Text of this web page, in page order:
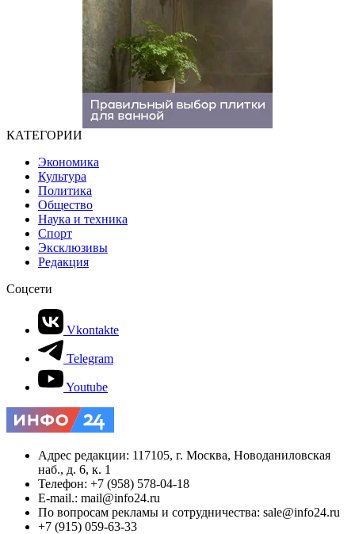
КАТЕГОРИИ
Экономика
Культура
Политика
Общество
Наука и техника
Спорт
Эксклюзивы
Редакция
Соцсети
Vkontakte
Telegram
Youtube
Адрес редакции: 117105, г. Москва, Новоданиловская
наб., д. 6, к. 1
Телефон: +7 (958) 578-04-18
E-mail.: mail@info24.ru
По вопросам рекламы и сотрудничества: sale@info24.ru
+7 (915) 059-63-33